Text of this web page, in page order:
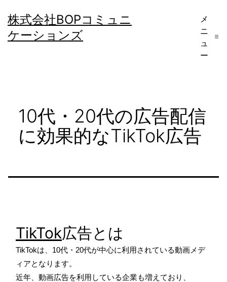
ン
テ
株式会社BOPコミュニ
ケーションズ
メ
ニ
ュ
ー
10代・20代の広告配信
に効果的なTikTok広告
TikTok広告とは
TikTokは、10代・20代が中心に利用されている動画メデ
ィアとなります。
近年、動画広告を利用している企業も増えており、